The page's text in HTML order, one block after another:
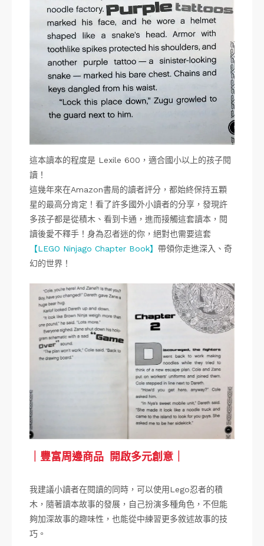
這本讀本的程度是 Lexile 600，適合國小以上的孩子閱
讀！
這幾年來在Amazon書局的讀者評分，都始終保持五顆
星的最高分肯定！看了許多國外小讀者的分享，發現許
多孩子都是從積木、看到卡通，進而接觸這套讀本，閱
讀後愛不釋手！身為忍者迷的你，絕對也需要這套
【LEGO Ninjago Chapter Book】 帶領你走進深入、奇
幻的世界！
｜豐富周邊商品 開啟多元創意｜
我建議小讀者在閱讀的同時，可以使用Lego忍者的積
木，隨著讀本故事的發展，自己扮演多種角色，不但能
夠加深故事的趣味性，也能從中練習更多敘述故事的技
巧。